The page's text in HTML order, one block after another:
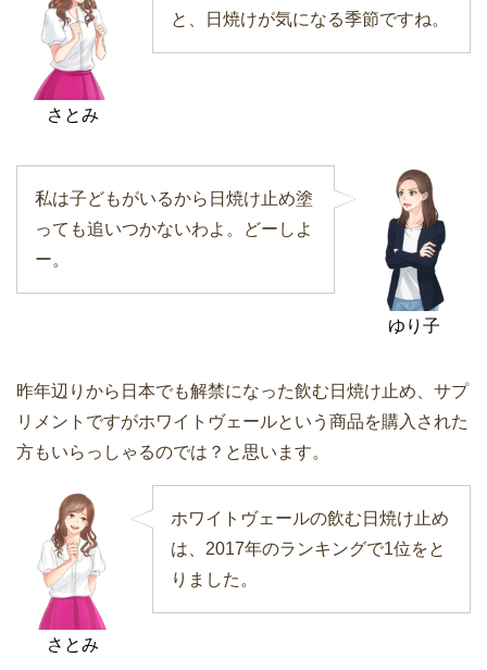
さとみ
と、日焼けが気になる季節ですね。
ゆり子
私は子どもがいるから日焼け止め塗
っても追いつかないわよ。どーしよ
ー。
昨年辺りから日本でも解禁になった飲む日焼け止め、サプ
リメントですがホワイトヴェールという商品を購入された
方もいらっしゃるのでは？と思います。
さとみ
ホワイトヴェールの飲む日焼け止め
は、2017年のランキングで1位をと
りました。